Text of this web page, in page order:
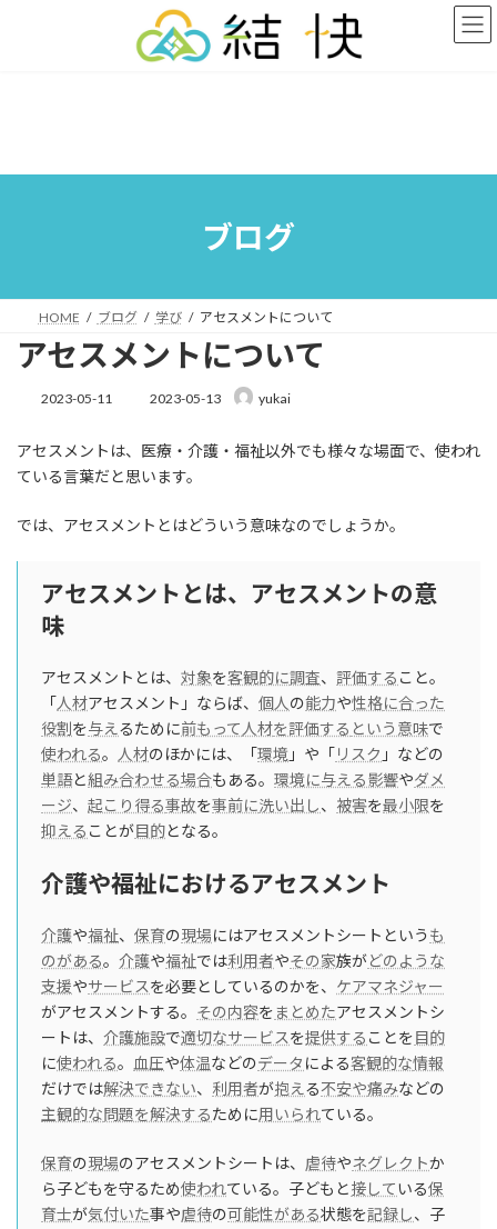
ブログ
HOME ブログ 学び アセスメントについて
アセスメントについて
2023-05-11
最
新
日
2023-05-13 yukai
アセスメントは、医療・介護・福祉以外でも様々な場面で、使われ
ている言葉だと思います。
では、アセスメントとはどういう意味なのでしょうか。
アセスメントとは、アセスメントの意
味
アセスメントとは、 対象を客観的に調査、 評価する こと。
「人材アセスメント」ならば、 個人 の能力や性格に合った
役割を与え るために前もって 人材を評価する という意味で
使われる。 人材のほかには、「環境 」や「リスク 」などの
単語と組み合わせる場合もある。 環境に与える影響やダメ
ージ、 起こり得る事故を事前に洗い出し、 被害を最小限を
抑える ことが目的となる。
介護や福祉におけるアセスメント
介護や福祉、 保育の現場にはアセスメントシートという も
のがある。 介護や福祉では利用者やその家族がどのような
支援やサービスを必要としているのかを、 ケアマネジャー
がアセスメントする。 その内容をまとめたアセスメントシ
ートは、 介護施設で適切なサービスを提供する ことを目的
に使われる。 血圧や体温などのデータ による客観的な情報
だけでは解決できない、 利用者が抱え る不安や痛みなどの
主観的な問題を解決するために用いられている。
保育の現場のアセスメントシートは、 虐待やネグレクトか
ら子どもを守るため使われている。子どもと接している保
育士が気付いた事や虐待の可能性がある状態を記録し、子